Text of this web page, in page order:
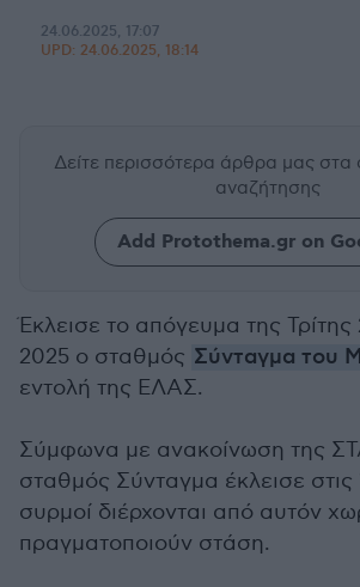
24.06.2025, 17:07
UPD: 24.06.2025, 18:14
Δείτε περισσότερα άρθρα μας στα
αναζήτησης
Add Protothema.gr on
Έκλεισε το απόγευμα της Τρίτης
2025 ο σταθμός Σύνταγμα του
εντολή της ΕΛΑΣ.
Σύμφωνα με ανακοίνωση της
σταθμός Σύνταγμα έκλεισε στις
συρμοί διέρχονται από αυτόν
πραγματοποιούν στάση.